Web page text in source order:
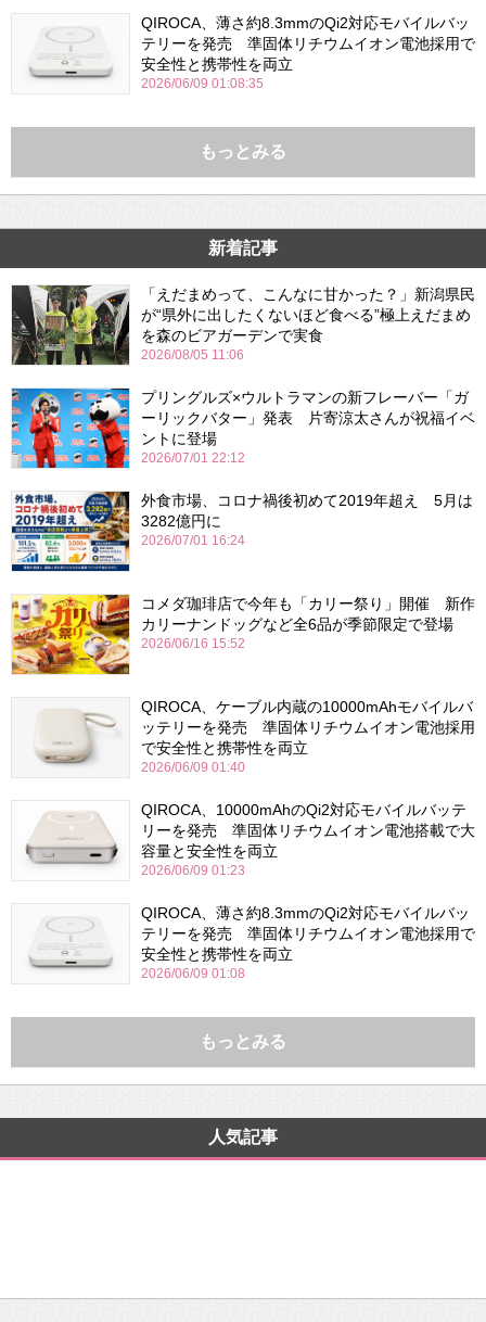
QIROCA、薄さ約8.3mmのQi2対応モバイルバッ
テリーを発売 準固体リチウムイオン電池採用で
安全性と携帯性を両立
2026/06/09 01:08:35
もっとみる
新着記事
「えだまめって、こんなに甘かった？」新潟県民
が“県外に出したくないほど食べる”極上えだまめ
を森のビアガーデンで実食
2026/08/05 11:06
プリングルズ×ウルトラマンの新フレーバー「ガ
ーリックバター」発表 片寄涼太さんが祝福イベ
ントに登場
2026/07/01 22:12
外食市場、コロナ禍後初めて2019年超え 5月は
3282億円に
2026/07/01 16:24
コメダ珈琲店で今年も「カリー祭り」開催 新作
カリーナンドッグなど全6品が季節限定で登場
2026/06/16 15:52
QIROCA、ケーブル内蔵の10000mAhモバイルバ
ッテリーを発売 準固体リチウムイオン電池採用
で安全性と携帯性を両立
2026/06/09 01:40
QIROCA、10000mAhのQi2対応モバイルバッテ
リーを発売 準固体リチウムイオン電池搭載で大
容量と安全性を両立
2026/06/09 01:23
QIROCA、薄さ約8.3mmのQi2対応モバイルバッ
テリーを発売 準固体リチウムイオン電池採用で
安全性と携帯性を両立
2026/06/09 01:08
もっとみる
人気記事